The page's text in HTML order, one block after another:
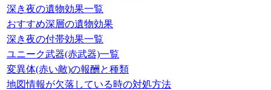
深き夜の遺物効果一覧
おすすめ深層の遺物効果
深き夜の付帯効果一覧
ユニーク武器(赤武器)一覧
変異体(赤い敵)の報酬と種類
地図情報が欠落している時の対処方法